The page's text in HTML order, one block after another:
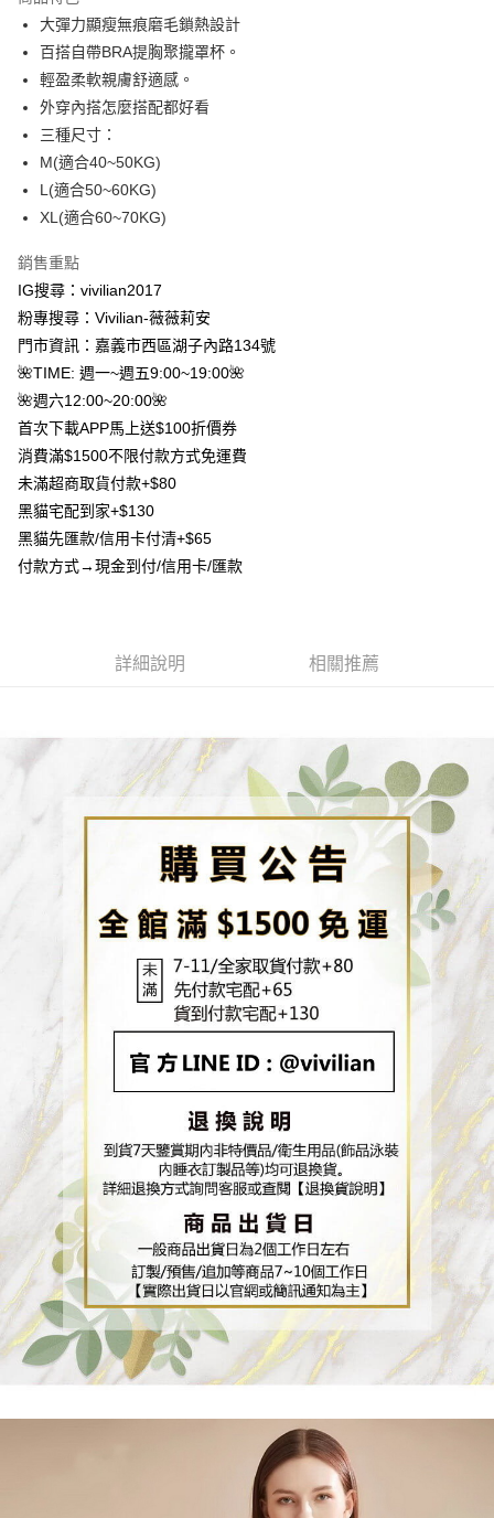
合作金庫商業銀行
華南商業銀行
上海商業儲蓄銀行
國泰世華商業銀行
臺灣中小企業銀行
匯豐（台灣）商業銀行
聯邦商業銀行
元大商業銀行
玉山商業銀行
台新國際商業銀行
超商取貨付款
LINE Pay
Apple Pay
街口支付
Google Pay
大哥付你分期
相關說明
【大哥付你分期使用說明】
2.付款方式選擇「大哥付你分期」，訂單成立後會自動跳轉到大哥付的交易
流程，驗證手機門號後，選擇欲分期的期數、繳款截止日，確認付款後即完
成交易。
3.實際核准額度、可分期數及費用金額請依後續交易確認頁面所載為準。
4.訂單成立30分鐘內，如未前往確認交易或遇審核未通過，訂單將自動取
消。如遇「轉專審核」未通過狀況，表示未達大哥付你分期系統評分，恕無
【繳款方式說明】
1.分期款項不併入電信帳單，「大哥付你分期」於每月結算日後寄送繳費提
醒簡訊。
2.透過簡訊連結打開帳單後，可選擇「超商條碼／台灣大直營門市／銀行轉
帳／街口支付／iPASS MONEY」等通路繳費。
買賣價金債權讓與本公司後，依約使用本公司帳單繳交帳款。
3.完整用戶服務條款，請詳閱以下連結：
https://oppay.tw/userRule
AFTEE先享後付
相關說明
【關於「AFTEE先享後付」】
AFTEE先享後付是「在收到商品之後才付款」的支付方式。 讓您購物簡單
便利好安心！
１．簡單：不需註冊會員、不需綁卡、不需儲值。
２．便利：只要手機號碼，簡訊認證，即可結帳。
３．安心：先確認商品／服務後，再付款。
【「AFTEE先享後付」結帳流程】
１．於結帳方式選擇「AFTEE先享後付」後，將跳轉至「AFTEE先享後付」
結帳頁面，進行簡訊認證並確認金額後，即可完成結帳。
２．訂單成立數日內，您將收到繳費通知簡訊。
購買商品的店家。未經商家同意取消之訂單仍視為有效，需透過AFTEE先享
客戶支援中心」
https://netprotections.freshdesk.com/support/home
１．透過由恩沛科技股份有限公司提供之「AFTEE先享後付」服務完成之交
易，需依本服務之必要範圍內提供個人資料，並將交易相關給付款項請求債
２．關於個人資料處理事宜，請瀏覽以下網址：
https://aftee.tw/terms/#terms3
３．未成年的使用者請事先徵得法定代理人或監護人之同意方可使用
「AFTEE先享後付」，若未經同意申辦者引起之損失，本公司不負相關責
４．使用「AFTEE先享後付」時，將依據個別帳號之用戶狀況，依本公司即
時審查核予不同之上限額度；若仍有額度不足之情形，本公司將視審查結果
請求用戶進行身份認證。
５．嚴禁一人註冊多個帳號或使用他人資訊註冊。若發現惡意使用之情形，
恩沛科技股份有限公司將有權停止該用戶之使用額度並採取法律行動。
ATM付款
貨到付款
運送方式
全家取貨付款
每筆NT$80，滿NT$1,500(含以上)免運費
先付款宅配到府
貨到付款
每筆NT$130，滿NT$1,500(含以上)免運費
查看運費
大彈力顯瘦無痕磨毛鎖熱設計
百搭自帶BRA提胸聚攏罩杯。
輕盈柔軟親膚舒適感。
外穿內搭怎麼搭配都好看
三種尺寸：
M(適合40~50KG)
L(適合50~60KG)
XL(適合60~70KG)
銷售重點
IG搜尋：vivilian2017
粉專搜尋：Vivilian-薇薇莉安
門市資訊：嘉義市西區湖子內路134號
🌺TIME: 週一~週五9:00~19:00🌺
🌺週六12:00~20:00🌺
首次下載APP馬上送$100折價券
消費滿$1500不限付款方式免運費
未滿超商取貨付款+$80
黑貓宅配到家+$130
黑貓先匯款/信用卡付清+$65
付款方式→現金到付/信用卡/匯款
詳細說明 相關推薦